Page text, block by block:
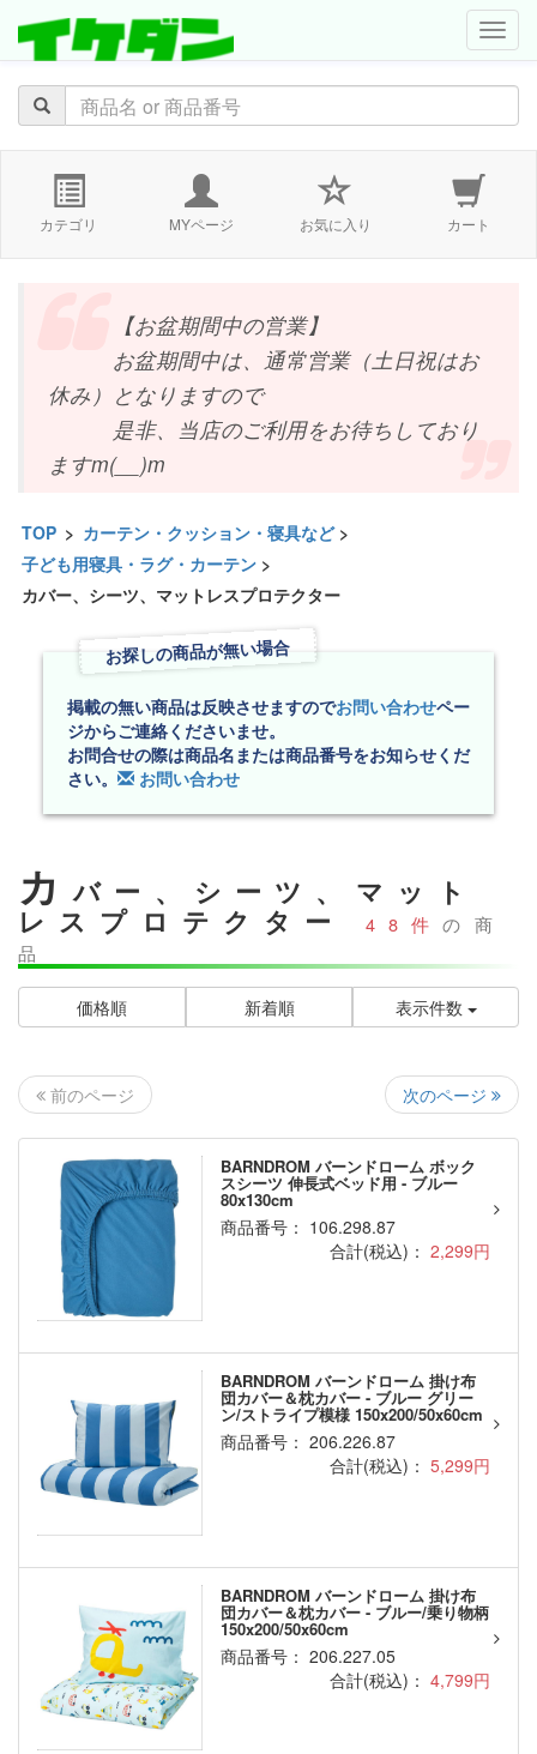
カテゴリ MYページ お気に入り カート
【お盆期間中の営業】
お盆期間中は、通常営業（土日祝はお
休み）となりますので
是非、当店のご利用をお待ちしており
ますm(__)m
TOP > カーテン・クッション・寝具など>
子ども用寝具・ラグ・カーテン >
カバー、シーツ、マットレスプロテクター
お探しの商品が無い場合
掲載の無い商品は反映させますのでお問い合わせペー
ジからご連絡くださいませ。
お問合せの際は商品名または商品番号をお知らせくだ
さい。
お問い合わせ
カバー、シーツ、マット
レスプロテクター 48件の商
品
価格順 新着順 表示件数
前のページ 次のページ
BARNDROM バーンドローム ボック
スシーツ 伸長式ベッド用 - ブルー
80x130cm
商品番号： 106.298.87
合計(税込)： 2,299円
BARNDROM バーンドローム 掛け布
団カバー＆枕カバー - ブルー グリー
ン/ストライプ模様 150x200/50x60cm
商品番号： 206.226.87
合計(税込)： 5,299円
BARNDROM バーンドローム 掛け布
団カバー＆枕カバー - ブルー/乗り物柄
150x200/50x60cm
商品番号： 206.227.05
合計(税込)： 4,799円